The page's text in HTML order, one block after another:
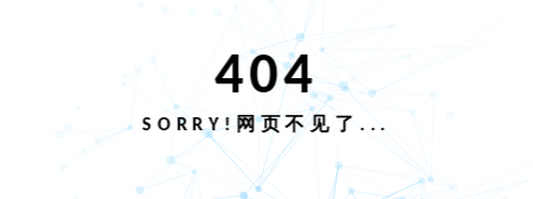
404
SORRY!网页不见了...